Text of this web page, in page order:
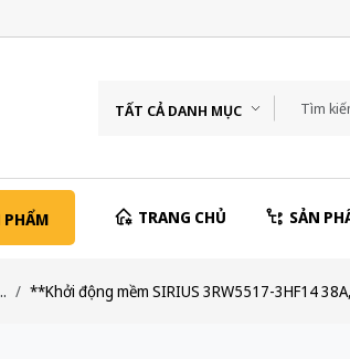
TẤT CẢ DANH MỤC
PHẨM TRANG CHỦ SẢN
**Khởi động mềm SIRIUS 3RW5517-3HF14